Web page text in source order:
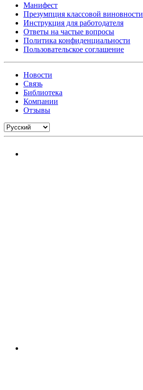
Манифест
Презумпция классовой виновности
Инструкция для работодателя
Ответы на частые вопросы
Политика конфиденциальности
Пользовательское соглашение
Новости
Связь
Библиотека
Компании
Отзывы